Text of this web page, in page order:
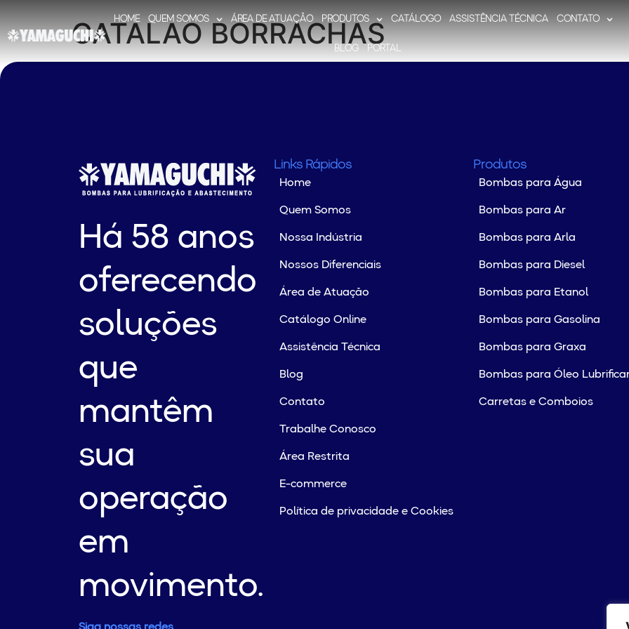
HOME QUEM SOMOS ÁREA DE ATUAÇÃO PRODUTOS CATÁLOGO ASSISTÊNCIA TÉCNICA CONTATO
BLOG PORTAL
CATALAO BORRACHAS
Há 58 anos
oferecendo
soluções
que
mantêm
sua
operação
em
movimento.
Links Rápidos
Home
Quem Somos
Nossa Indústria
Nossos Diferenciais
Área de Atuação
Catálogo Online
Assistência Técnica
Blog
Contato
Trabalhe Conosco
Área Restrita
E-commerce
Política de privacidade e Cookies
Produtos
Bombas para Água
Bombas para Ar
Bombas para Arla
Bombas para Diesel
Bombas para Etanol
Bombas para Gasolina
Bombas para Graxa
Bombas para Óleo
Carretas e Comboios